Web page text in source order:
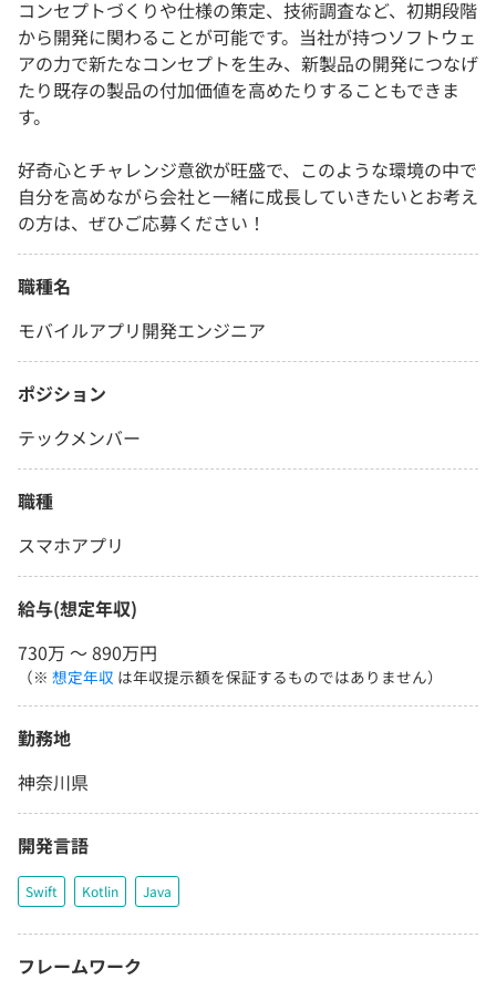
コンセプトづくりや仕様の策定、技術調査など、初期段階
から開発に関わることが可能です。当社が持つソフトウェ
アの力で新たなコンセプトを生み、新製品の開発につなげ
たり既存の製品の付加価値を高めたりすることもできま
す。
好奇心とチャレンジ意欲が旺盛で、このような環境の中で
自分を高めながら会社と一緒に成長していきたいとお考え
の方は、ぜひご応募ください！
職種名
モバイルアプリ開発エンジニア
ポジション
テックメンバー
職種
スマホアプリ
給与(想定年収)
730万 〜 890万円
（※ 想定年収 は年収提示額を保証するものではありません）
勤務地
神奈川県
開発言語
Swift Kotlin Java
フレームワーク